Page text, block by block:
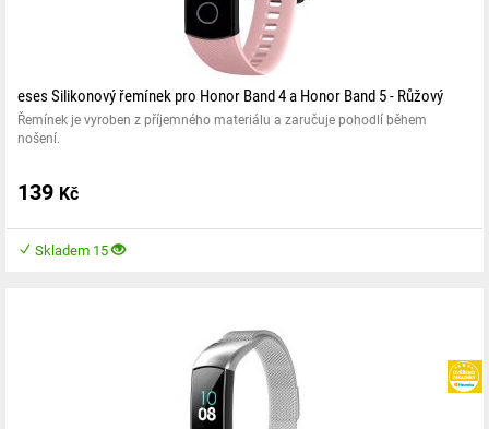
eses Silikonový řemínek pro Honor Band 4 a Honor Band 5 - Růžový
Řemínek je vyroben z příjemného materiálu a zaručuje pohodlí během
nošení.
139 Kč
Skladem 15